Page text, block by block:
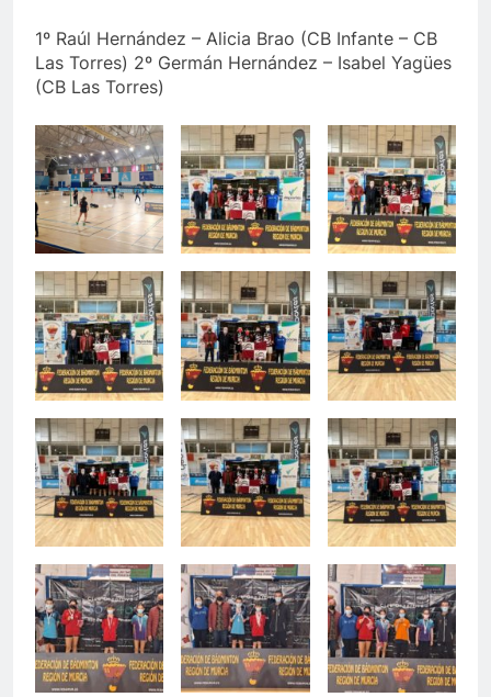
1º Raúl Hernández – Alicia Brao (CB Infante – CB
Las Torres) 2º Germán Hernández – Isabel Yagües
(CB Las Torres)